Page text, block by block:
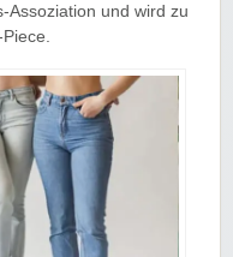
Assoziation und wird zu